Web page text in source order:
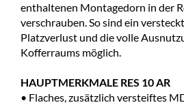
enthaltenen Montagedorn in der
verschrauben. So sind ein
Platzverlust und die volle
Kofferraums möglich.
HAUPTMERKMALE RES 10 AR
• Flaches, zusätzlich versteiftes